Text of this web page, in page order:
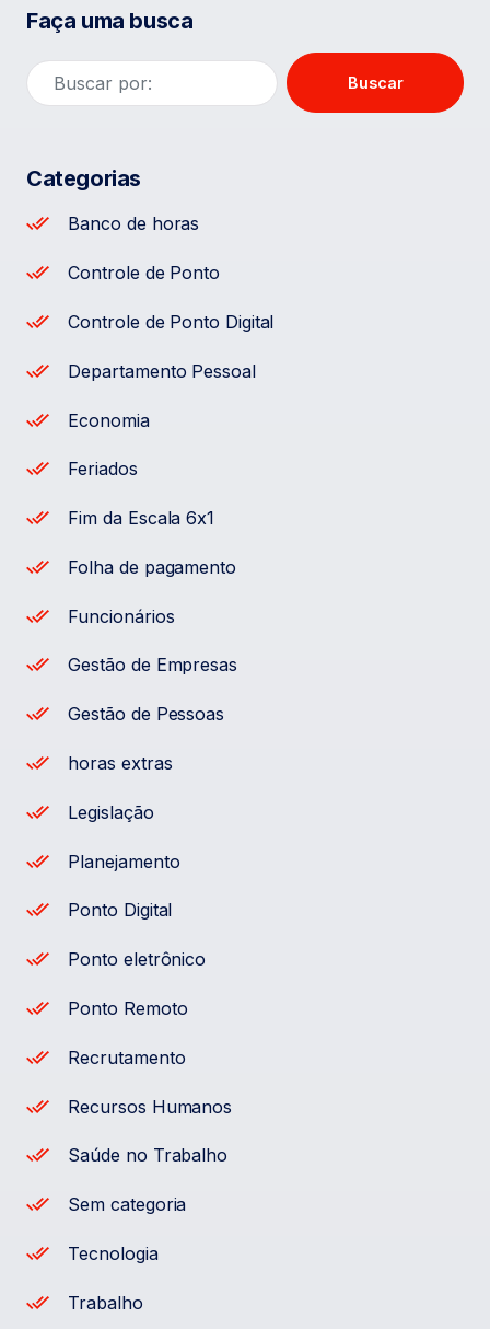
Faça uma busca
Buscar
Categorias
Banco de horas
Controle de Ponto
Controle de Ponto Digital
Departamento Pessoal
Economia
Feriados
Fim da Escala 6x1
Folha de pagamento
Funcionários
Gestão de Empresas
Gestão de Pessoas
horas extras
Legislação
Planejamento
Ponto Digital
Ponto eletrônico
Ponto Remoto
Recrutamento
Recursos Humanos
Saúde no Trabalho
Sem categoria
Tecnologia
Trabalho